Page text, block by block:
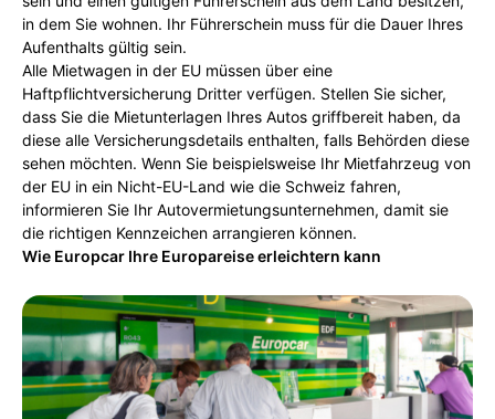
in dem Sie wohnen. Ihr Führerschein muss für die Dauer Ihres
Aufenthalts gültig sein.
Alle Mietwagen in der EU müssen über eine
Haftpflichtversicherung Dritter verfügen. Stellen Sie sicher,
dass Sie die Mietunterlagen Ihres Autos griffbereit haben, da
diese alle Versicherungsdetails enthalten, falls Behörden diese
sehen möchten. Wenn Sie beispielsweise Ihr Mietfahrzeug von
der EU in ein Nicht-EU-Land wie die Schweiz fahren,
informieren Sie Ihr Autovermietungsunternehmen, damit sie
die richtigen Kennzeichen arrangieren können.
Wie Europcar Ihre Europareise erleichtern kann